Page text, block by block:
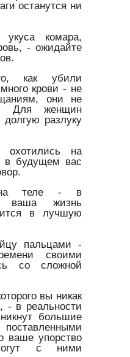
останутся ни
комара,
- ожидайте
как убили
крови - не
они не
Для женщин
долгую разлуку
на
в будущем вас
на теле - в
ваша жизнь
в лучшую
пальцами -
своими
со сложной
вы никак
- в реальности
большие
ваше упорство
с ними